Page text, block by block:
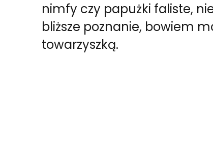
nimfy czy papużki faliste,
bliższe poznanie, bowiem
towarzyszką.